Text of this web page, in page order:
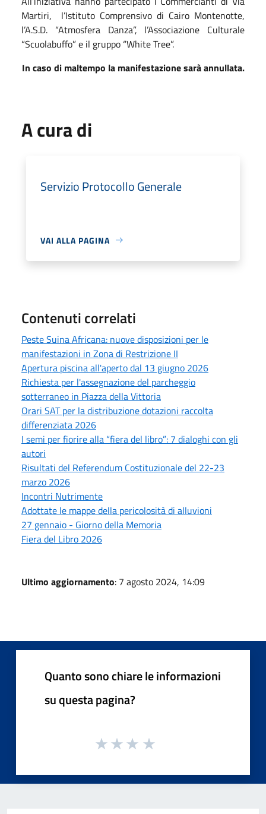
Martiri, l’Istituto Comprensivo di Cairo Montenotte,
l’A.S.D. “Atmosfera Danza”, l’Associazione Culturale
“Scuolabuffo” e il gruppo “White Tree”.
In caso di maltempo la manifestazione sarà annullata.
A cura di
Servizio Protocollo Generale
VAI ALLA PAGINA
Contenuti correlati
Peste Suina Africana: nuove disposizioni per le
manifestazioni in Zona di Restrizione II
Apertura piscina all'aperto dal 13 giugno 2026
Richiesta per l'assegnazione del parcheggio
sotterraneo in Piazza della Vittoria
Orari SAT per la distribuzione dotazioni raccolta
differenziata 2026
I semi per fiorire alla “fiera del libro”: 7 dialoghi con gli
autori
Risultati del Referendum Costituzionale del 22-23
marzo 2026
Incontri Nutrimente
Adottate le mappe della pericolosità di alluvioni
27 gennaio - Giorno della Memoria
Fiera del Libro 2026
Ultimo aggiornamento: 7 agosto 2024, 14:09
Quanto sono chiare le informazioni
su questa pagina?